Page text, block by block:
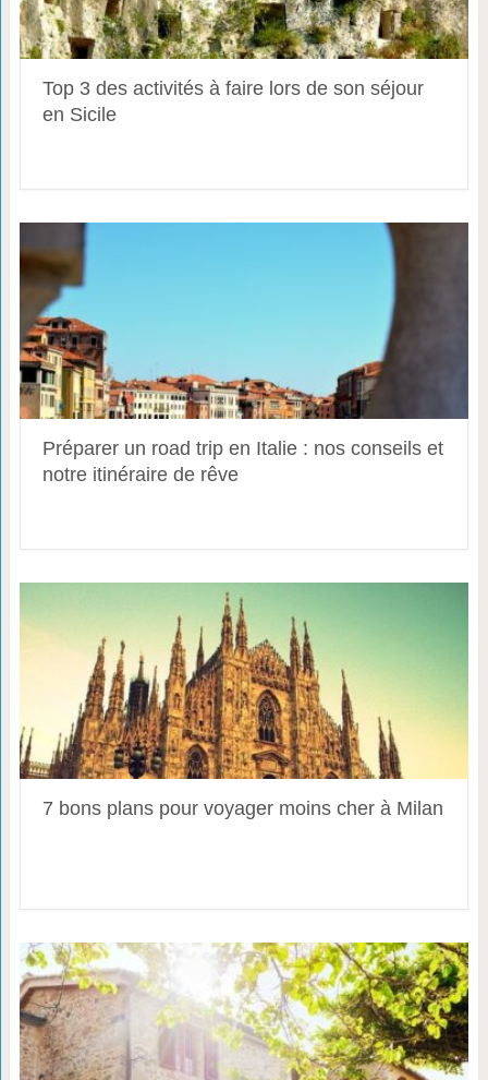
Top 3 des activités à faire lors de son séjour
en Sicile
Préparer un road trip en Italie : nos conseils et
notre itinéraire de rêve
7 bons plans pour voyager moins cher à Milan